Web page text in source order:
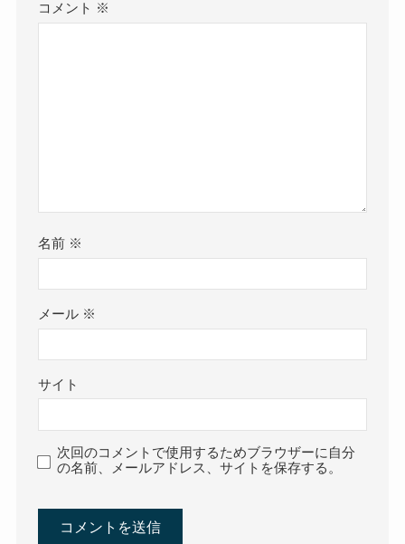
コメント ※
名前 ※
メール ※
サイト
次回のコメントで使用するためブラウザーに自分
の名前、メールアドレス、サイトを保存する。